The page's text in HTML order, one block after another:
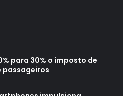
para 30% o imposto de
passageiros